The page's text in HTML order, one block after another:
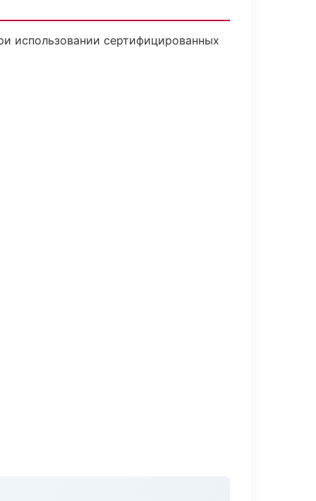
использовании сертифицированных